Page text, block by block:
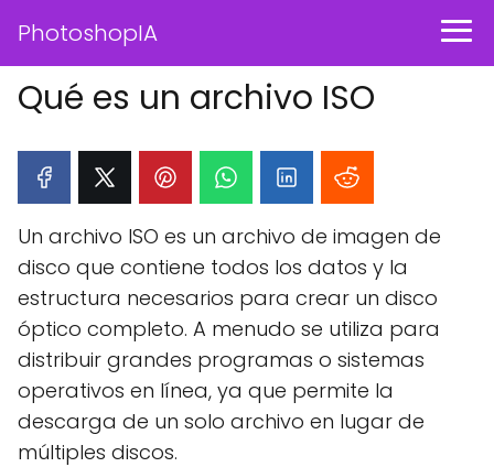
PhotoshopIA
Qué es un archivo ISO
Un archivo ISO es un archivo de imagen de
disco que contiene todos los datos y la
estructura necesarios para crear un disco
óptico completo. A menudo se utiliza para
distribuir grandes programas o sistemas
operativos en línea, ya que permite la
descarga de un solo archivo en lugar de
múltiples discos.